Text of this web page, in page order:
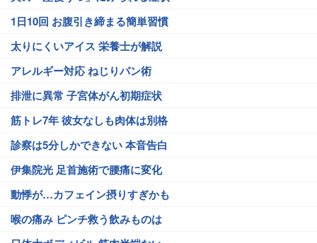
1日10回 お腹引き締まる簡単習慣
太りにくいアイス 栄養士が解説
アレルギー対応 ねじりパン術
排泄に異常 子宮体がん初期症状
筋トレ7年 彼女なしも肉体は別格
診察は5分しかできない 本音告白
伊集院光 足首施術で腰痛に変化
動悸が…カフェイン摂りすぎかも
喉の痛み ピンチ救う飲みものは